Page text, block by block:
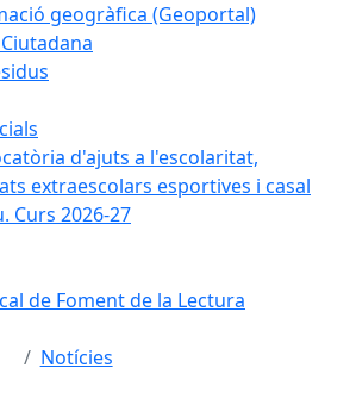
geogràfica (Geoportal)
d'ajuts a l'escolaritat,
extraescolars esportives i casal
Curs 2026-27
de Foment de la Lectura
Notícies